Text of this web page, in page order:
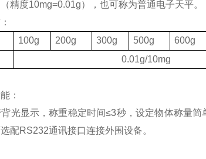
精度10mg=0.01g），也可称为普通电子天平。
100g 200g 300g 500g 600g
0.01g/10mg
：
光显示，称重稳定时间≤3秒，设定物体称量简
配RS232通讯接口连接外围设备。